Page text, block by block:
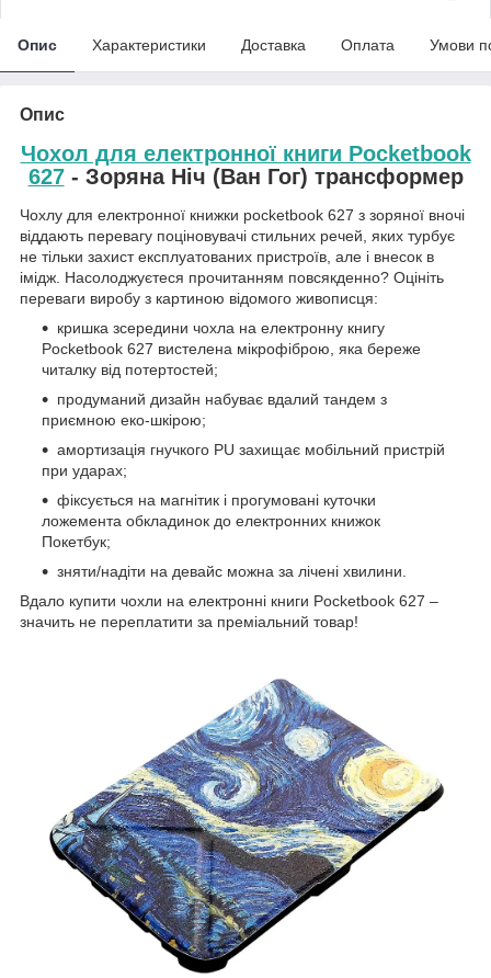
Опис Характеристики Доставка Оплата Умови
Опис
Чохол для електронної книги Pocketbook
627- Зоряна Ніч (Ван Гог) трансформер
Чохлу для електронної книжки pocketbook 627 з зоряної вночі
віддають перевагу поціновувачі стильних речей, яких турбує
не тільки захист експлуатованих пристроїв, але і внесок в
імідж. Насолоджуєтеся прочитанням повсякденно? Оцініть
переваги виробу з картиною відомого живописця:
кришка зсередини чохла на електронну книгу
Pocketbook 627 вистелена мікрофіброю, яка береже
читалку від потертостей;
продуманий дизайн набуває вдалий тандем з
приємною еко-шкірою;
амортизація гнучкого PU захищає мобільний пристрій
при ударах;
фіксується на магнітик і прогумовані куточки
ложемента обкладинок до електронних книжок
Покетбук;
зняти/надіти на девайс можна за лічені хвилини.
Вдало купити чохли на електронні книги Pocketbook 627 –
значить не переплатити за преміальний товар!